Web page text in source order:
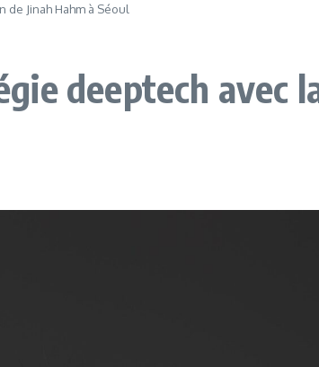
Jinah Hahm à Séoul
deeptech avec